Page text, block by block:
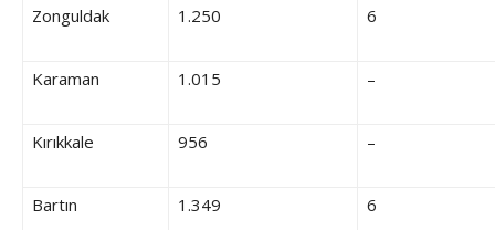
Zonguldak 1.250 6
Karaman 1.015 –
Kırıkkale 956 –
Bartın 1.349 6